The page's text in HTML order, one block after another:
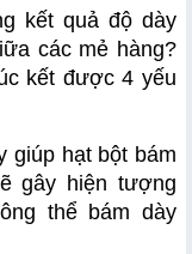
kết quả độ dày
các mẻ hàng?
kết được 4 yếu
giúp hạt bột bám
gây hiện tượng
thể bám dày